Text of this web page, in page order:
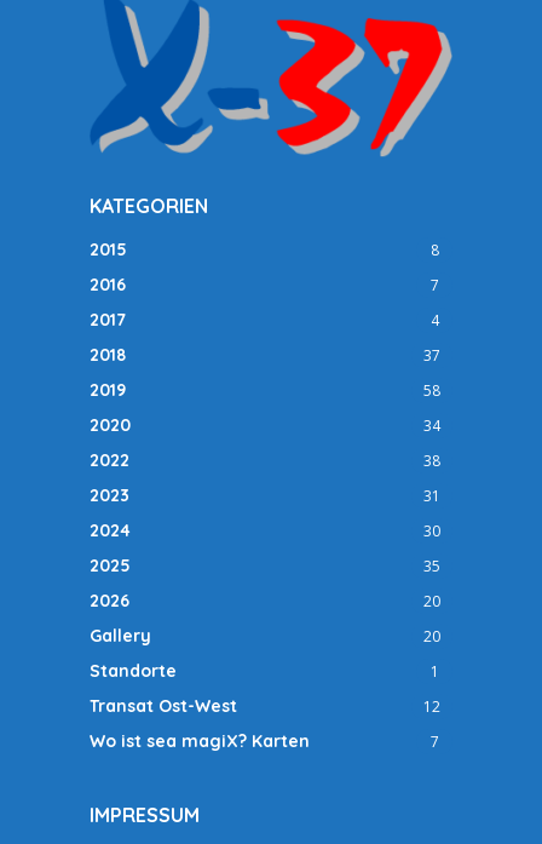
KATEGORIEN
2015 8
2016 7
2017 4
2018 37
2019 58
2020 34
2022 38
2023 31
2024 30
2025 35
2026 20
Gallery 20
Standorte 1
Transat Ost-West 12
Wo ist sea magiX? Karten 7
IMPRESSUM